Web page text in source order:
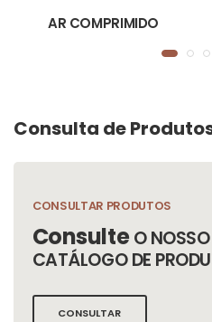
AR COMPRIMIDO
Consulta de
CONSULTAR PRODUTOS
ConsulteO
CATÁLOGO DE
CONSULTAR